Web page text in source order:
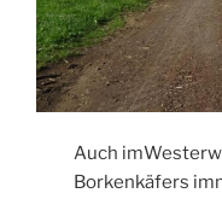
Auch
Borkenkäfers